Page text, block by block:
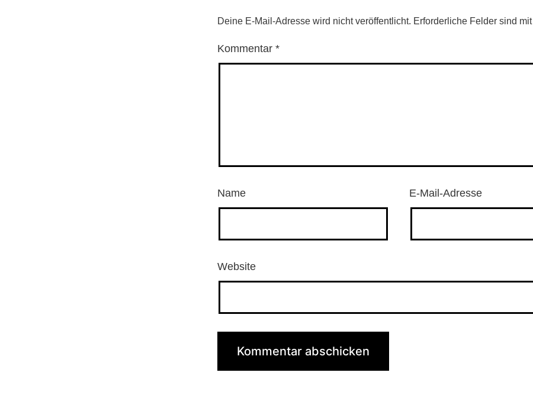
Deine E-Mail-Adresse wird nicht veröffentlicht. Erforderliche Felder sind mit
Kommentar *
Name E-Mail-Adresse
Website